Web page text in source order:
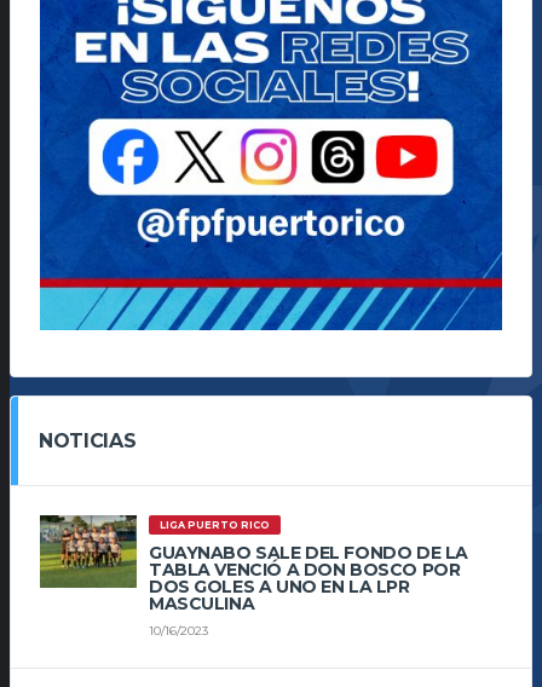
NOTICIAS
LIGA PUERTO RICO
GUAYNABO SALE DEL FONDO DE LA
TABLA VENCIÓ A DON BOSCO POR
DOS GOLES A UNO EN LA LPR
MASCULINA
10/16/2023